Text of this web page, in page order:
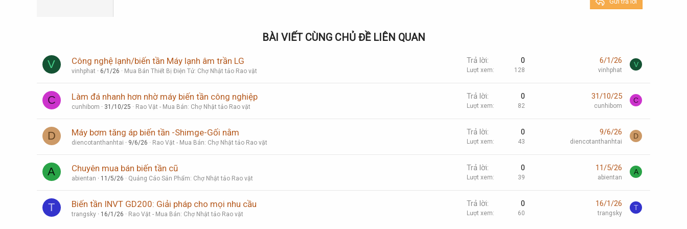
BÀI VIẾT CÙNG CHỦ ĐỀ LIÊN QUAN
V Công nghệ lạnh/biến tần Máy lạnh âm trần LG
vinhphat 6/1/26 Mua Bán Thiết Bị Điện Tử: Chợ Nhật tảo Rao vặt
Trả lời 0
Lượt xem 128
6/1/26
vinhphat
V
C Làm đá nhanh hơn nhờ máy biến tần công nghiệp
cunhibom 31/10/25 Rao Vặt - Mua Bán: Chợ Nhật tảo Rao vặt
Trả lời 0
Lượt xem 82
31/10/25
cunhibom
C
D Máy bơm tăng áp biến tần -Shimge-Gối nằm
diencotanthanhtai 9/6/26 Rao Vặt - Mua Bán: Chợ Nhật tảo Rao vặt
Trả lời 0
Lượt xem 43
9/6/26
diencotanthanhtai
D
A Chuyên mua bán biến tần cũ
abientan 11/5/26 Quảng Cáo Sản Phẩm: Chợ Nhật tảo Rao vặt
Trả lời 0
Lượt xem 39
11/5/26
abientan
A
T Biến tần INVT GD200: Giải pháp cho mọi nhu cầu
trangsky 16/1/26 Rao Vặt - Mua Bán: Chợ Nhật tảo Rao vặt
Trả lời 0
Lượt xem 60
16/1/26
trangsky
T